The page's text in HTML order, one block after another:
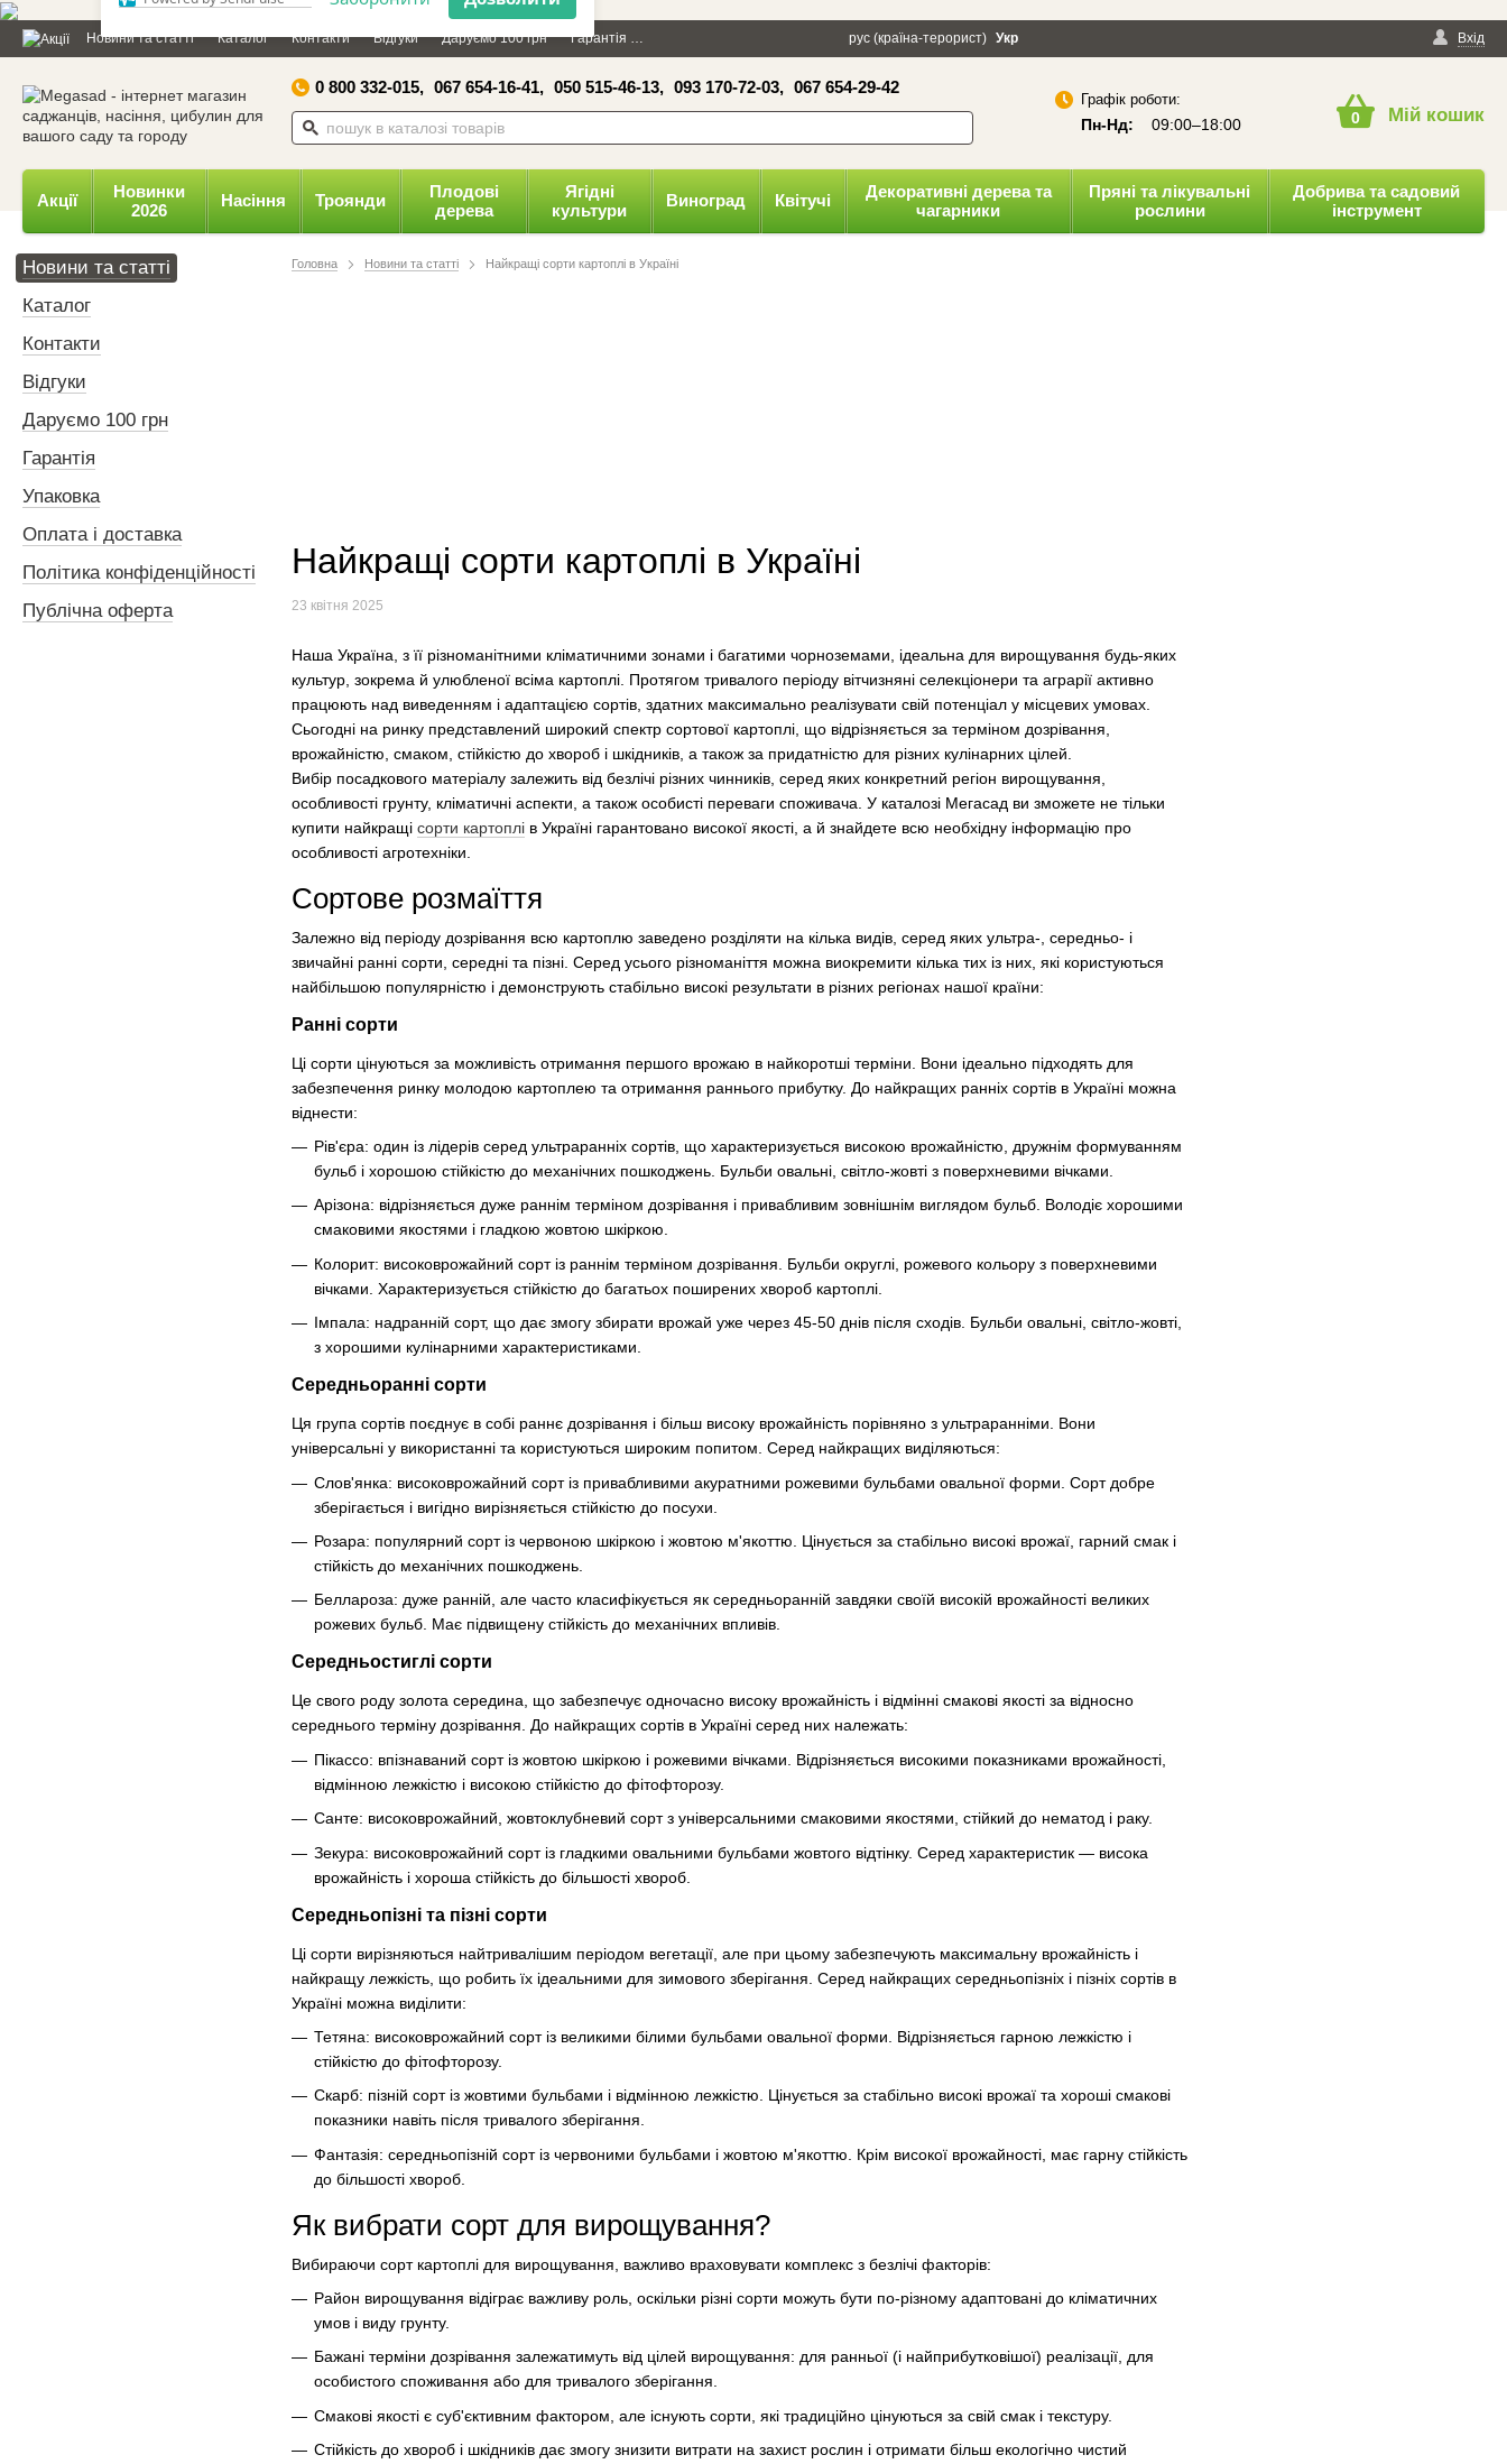
відправляти вам сповіщення на
робочий стіл.
Powered by SendPulse Заборонити Дозволити
×
Новини та статті Каталог Контакти Відгуки Даруємо 100 грн Гарантія Політика конфіденційності Вхід
рус (країна-терорист) Укр
0 800 332-015, 067 654-16-41, 050 515-46-13, 093 170-72-03, 067 654-29-42
Графік роботи:
Пн-Нд: 09:00–18:00 0 Мій кошик
Акції
Новинки
2026
Насіння Троянди
Плодові
дерева
Ягідні
культури
Виноград Квітучі
Декоративні дерева та
чагарники
Пряні та лікувальні
рослини
Добрива та садовий
інструмент
Головна Новини та статті Найкращі сорти картоплі в Україні
Найкращі сорти картоплі в Україні
23 квітня 2025
Наша Україна, з її різноманітними кліматичними зонами і багатими чорноземами, ідеальна для вирощування будь-яких
культур, зокрема й улюбленої всіма картоплі. Протягом тривалого періоду вітчизняні селекціонери та аграрії активно
працюють над виведенням і адаптацією сортів, здатних максимально реалізувати свій потенціал у місцевих умовах.
Сьогодні на ринку представлений широкий спектр сортової картоплі, що відрізняється за терміном дозрівання,
врожайністю, смаком, стійкістю до хвороб і шкідників, а також за придатністю для різних кулінарних цілей.
Вибір посадкового матеріалу залежить від безлічі різних чинників, серед яких конкретний регіон вирощування,
особливості грунту, кліматичні аспекти, а також особисті переваги споживача. У каталозі Мегасад ви зможете не тільки
купити найкращі сорти картоплі в Україні гарантовано високої якості, а й знайдете всю необхідну інформацію про
особливості агротехніки.
Сортове розмаїття
Залежно від періоду дозрівання всю картоплю заведено розділяти на кілька видів, серед яких ультра-, середньо- і
звичайні ранні сорти, середні та пізні. Серед усього різноманіття можна виокремити кілька тих із них, які користуються
найбільшою популярністю і демонструють стабільно високі результати в різних регіонах нашої країни:
Ранні сорти
Ці сорти цінуються за можливість отримання першого врожаю в найкоротші терміни. Вони ідеально підходять для
забезпечення ринку молодою картоплею та отримання раннього прибутку. До найкращих ранніх сортів в Україні можна
віднести:
Рів'єра: один із лідерів серед ультраранніх сортів, що характеризується високою врожайністю, дружнім формуванням
бульб і хорошою стійкістю до механічних пошкоджень. Бульби овальні, світло-жовті з поверхневими вічками.
Арізона: відрізняється дуже раннім терміном дозрівання і привабливим зовнішнім виглядом бульб. Володіє хорошими
смаковими якостями і гладкою жовтою шкіркою.
Колорит: високоврожайний сорт із раннім терміном дозрівання. Бульби округлі, рожевого кольору з поверхневими
вічками. Характеризується стійкістю до багатьох поширених хвороб картоплі.
Імпала: надранній сорт, що дає змогу збирати врожай уже через 45-50 днів після сходів. Бульби овальні, світло-жовті,
з хорошими кулінарними характеристиками.
Середньоранні сорти
Ця група сортів поєднує в собі раннє дозрівання і більш високу врожайність порівняно з ультраранніми. Вони
універсальні у використанні та користуються широким попитом. Серед найкращих виділяються:
Слов'янка: високоврожайний сорт із привабливими акуратними рожевими бульбами овальної форми. Сорт добре
зберігається і вигідно вирізняється стійкістю до посухи.
Розара: популярний сорт із червоною шкіркою і жовтою м'якоттю. Цінується за стабільно високі врожаї, гарний смак і
стійкість до механічних пошкоджень.
Беллароза: дуже ранній, але часто класифікується як середньоранній завдяки своїй високій врожайності великих
рожевих бульб. Має підвищену стійкість до механічних впливів.
Середньостиглі сорти
Це свого роду золота середина, що забезпечує одночасно високу врожайність і відмінні смакові якості за відносно
середнього терміну дозрівання. До найкращих сортів в Україні серед них належать:
Пікассо: впізнаваний сорт із жовтою шкіркою і рожевими вічками. Відрізняється високими показниками врожайності,
відмінною лежкістю і високою стійкістю до фітофторозу.
Санте: високоврожайний, жовтоклубневий сорт з універсальними смаковими якостями, стійкий до нематод і раку.
Зекура: високоврожайний сорт із гладкими овальними бульбами жовтого відтінку. Серед характеристик — висока
врожайність і хороша стійкість до більшості хвороб.
Середньопізні та пізні сорти
Ці сорти вирізняються найтривалішим періодом вегетації, але при цьому забезпечують максимальну врожайність і
найкращу лежкість, що робить їх ідеальними для зимового зберігання. Серед найкращих середньопізніх і пізніх сортів в
Україні можна виділити:
Тетяна: високоврожайний сорт із великими білими бульбами овальної форми. Відрізняється гарною лежкістю і
стійкістю до фітофторозу.
Скарб: пізній сорт із жовтими бульбами і відмінною лежкістю. Цінується за стабільно високі врожаї та хороші смакові
показники навіть після тривалого зберігання.
Фантазія: середньопізній сорт із червоними бульбами і жовтою м'якоттю. Крім високої врожайності, має гарну стійкість
до більшості хвороб.
Як вибрати сорт для вирощування?
Вибираючи сорт картоплі для вирощування, важливо враховувати комплекс з безлічі факторів:
Район вирощування відіграє важливу роль, оскільки різні сорти можуть бути по-різному адаптовані до кліматичних
умов і виду грунту.
Бажані терміни дозрівання залежатимуть від цілей вирощування: для ранньої (і найприбутковішої) реалізації, для
особистого споживання або для тривалого зберігання.
Смакові якості є суб'єктивним фактором, але існують сорти, які традиційно цінуються за свій смак і текстуру.
Стійкість до хвороб і шкідників дає змогу знизити витрати на захист рослин і отримати більш екологічно чистий
Новини та статті
Каталог
Контакти
Відгуки
Даруємо 100 грн
Гарантія
Упаковка
Оплата і доставка
Політика конфіденційності
Публічна оферта